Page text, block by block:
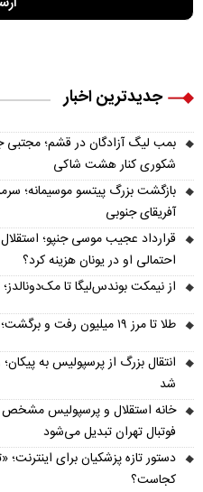
جدیدترین اخبار
بمب لیگ آزادگان در قشم؛ مجتبی
شکوری کنار هشت شاکی
بازگشت بزرگ پیتسو موسیمانه؛
آفریقای جنوبی
احتمالی او در یونان هزینه کرد؟
از نیمکت بوندس‌لیگا تا
طلا تا مرز ۱۹ میلیون رفت و برگشت؛ یکشنبه بازار دوباره صعودی می‌شود؟
شد
خانه استقلال و پرسپولیس
فوتبال تهران تبدیل می‌شود
دستور تازه پزشکیان برای
کجاست؟